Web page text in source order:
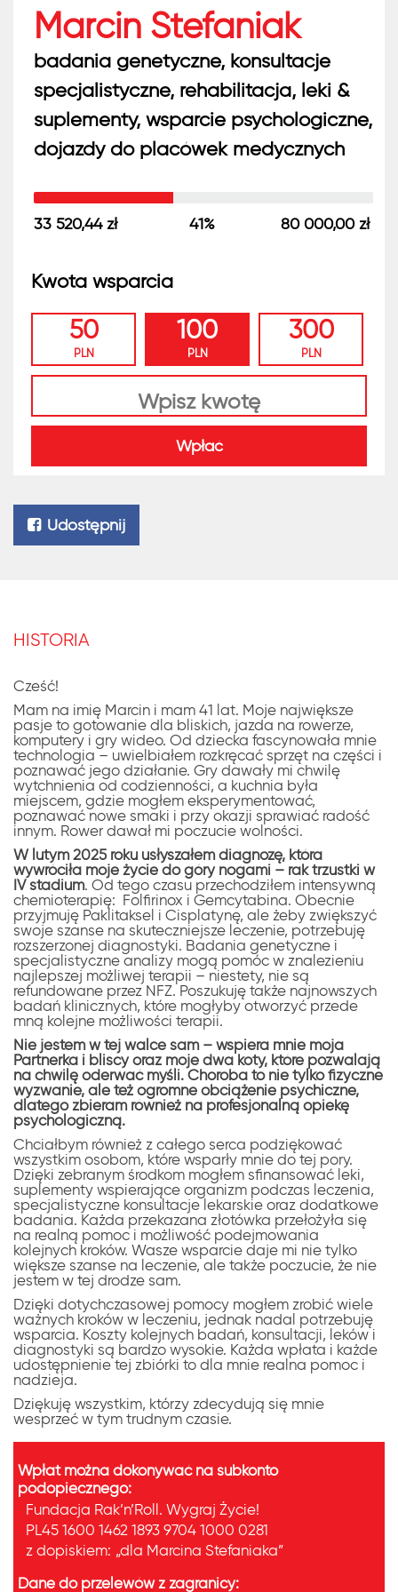
Marcin Stefaniak
badania genetyczne, konsultacje
specjalistyczne, rehabilitacja, leki &
suplementy, wsparcie psychologiczne,
dojazdy do placówek medycznych
33 520,44 zł 41% 80 000,00 zł
Kwota wsparcia
50
PLN
100
PLN
300
PLN
Wpłać
Udostępnij
HISTORIA
Cześć!
Mam na imię Marcin i mam 41 lat. Moje największe
pasje to gotowanie dla bliskich, jazda na rowerze,
komputery i gry wideo. Od dziecka fascynowała mnie
technologia – uwielbiałem rozkręcać sprzęt na części i
poznawać jego działanie. Gry dawały mi chwilę
wytchnienia od codzienności, a kuchnia była
miejscem, gdzie mogłem eksperymentować,
poznawać nowe smaki i przy okazji sprawiać radość
innym. Rower dawał mi poczucie wolności.
W lutym 2025 roku usłyszałem diagnozę, która
wywróciła moje życie do góry nogami – rak trzustki w
IV stadium. Od tego czasu przechodziłem intensywną
chemioterapię: Folfirinox i Gemcytabina. Obecnie
przyjmuję Paklitaksel i Cisplatynę, ale żeby zwiększyć
swoje szanse na skuteczniejsze leczenie, potrzebuję
rozszerzonej diagnostyki. Badania genetyczne i
specjalistyczne analizy mogą pomóc w znalezieniu
najlepszej możliwej terapii – niestety, nie są
refundowane przez NFZ. Poszukuję także najnowszych
badań klinicznych, które mogłyby otworzyć przede
mną kolejne możliwości terapii.
Nie jestem w tej walce sam – wspiera mnie moja
Partnerka i bliscy oraz moje dwa koty, które pozwalają
na chwilę oderwać myśli. Choroba to nie tylko fizyczne
wyzwanie, ale też ogromne obciążenie psychiczne,
dlatego zbieram również na profesjonalną opiekę
psychologiczną.
Chciałbym również z całego serca podziękować
wszystkim osobom, które wsparły mnie do tej pory.
Dzięki zebranym środkom mogłem sfinansować leki,
suplementy wspierające organizm podczas leczenia,
specjalistyczne konsultacje lekarskie oraz dodatkowe
badania. Każda przekazana złotówka przełożyła się
na realną pomoc i możliwość podejmowania
kolejnych kroków. Wasze wsparcie daje mi nie tylko
większe szanse na leczenie, ale także poczucie, że nie
jestem w tej drodze sam.
Dzięki dotychczasowej pomocy mogłem zrobić wiele
ważnych kroków w leczeniu, jednak nadal potrzebuję
wsparcia. Koszty kolejnych badań, konsultacji, leków i
diagnostyki są bardzo wysokie. Każda wpłata i każde
udostępnienie tej zbiórki to dla mnie realna pomoc i
nadzieja.
Dziękuję wszystkim, którzy zdecydują się mnie
wesprzeć w tym trudnym czasie.
Wpłat można dokonywać na subkonto
podopiecznego:
Fundacja Rak’n’Roll. Wygraj Życie!
PL45 1600 1462 1893 9704 1000 0281
z dopiskiem: „dla Marcina Stefaniaka”
Dane do przelewów z zagranicy: